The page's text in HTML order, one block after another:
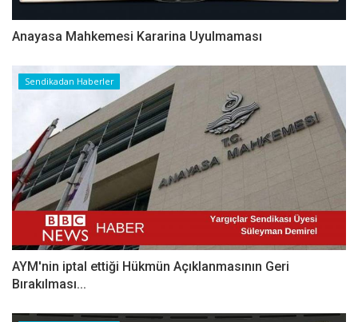
Anayasa Mahkemesi Kararina Uyulmaması
Sendikadan Haberler
AYM'nin iptal ettiği Hükmün Açıklanmasının Geri
Bırakılması...